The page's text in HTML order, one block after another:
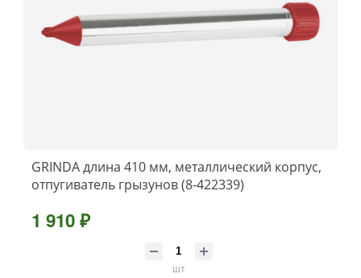
GRINDA длина 410 мм, металлический корпус,
отпугиватель грызунов (8-422339)
1 910 ₽
шт